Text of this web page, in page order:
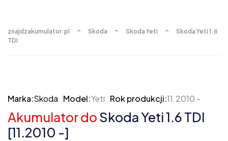
znajdzakumulator.pl Skoda Skoda Yeti
Skoda Yeti 1.6
TDI
Marka:Skoda Model:Yeti Rok produkcji:11.2010 -
Akumulator doSkoda Yeti 1.6 TDI
[11.2010 -]